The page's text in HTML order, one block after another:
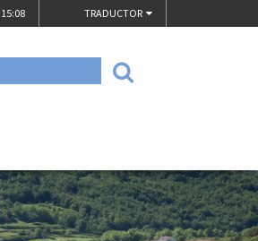
15:08 TRADUCTOR